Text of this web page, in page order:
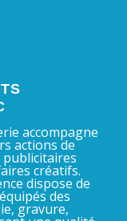
accompagne
actions de
publicitaires
créatifs.
dispose de
des
gravure,